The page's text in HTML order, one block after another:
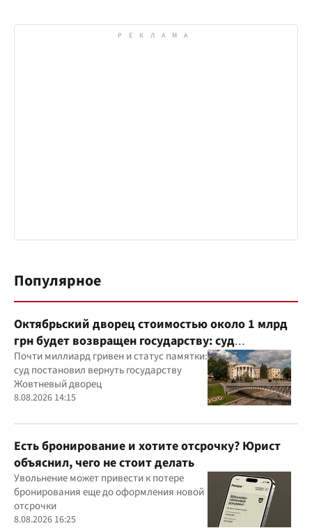
Популярное
Октябрьский дворец стоимостью около 1 млрд
грн будет возвращен государству: суд
удовлетворил иск прокуратуры
Почти миллиард гривен и статус памятки:
суд постановил вернуть государству
Жовтневый дворец
8.08.2026 14:15
Есть бронирование и хотите отсрочку? Юрист
объяснил, чего не стоит делать
Увольнение может привести к потере
бронирования еще до оформления новой
отсрочки
8.08.2026 16:25